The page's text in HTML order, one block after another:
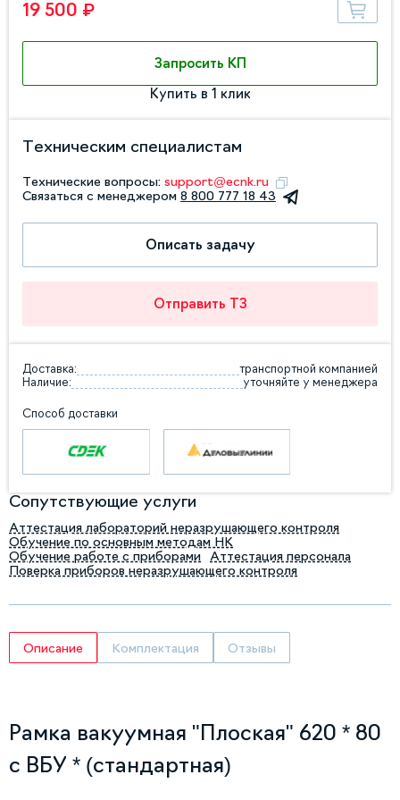
19 500 ₽
Запросить КП
Купить в 1 клик
Техническим специалистам
Технические вопросы: support@ecnk.ru
Связаться с менеджером 8 800 777 18 43
Описать задачу
Отправить ТЗ
Доставка:
транспортной компанией
Наличие:
уточняйте у менеджера
Способ доставки
Сопутствующие услуги
Аттестация лабораторий неразрушающего контроля
Обучение по основным методам НК
Обучение работе с приборами
Аттестация персонала
Поверка приборов неразрушающего контроля
Описание Комплектация Отзывы
Рамка вакуумная "Плоская" 620 * 80
с ВБУ * (стандартная)